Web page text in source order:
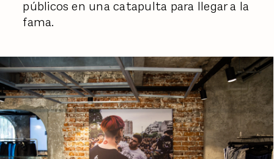
públicos en una catapulta para llegar a la
fama.